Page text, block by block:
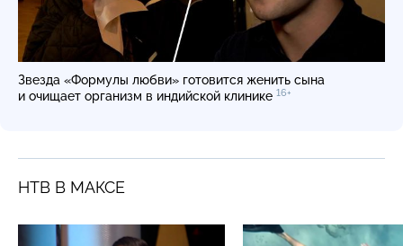
Звезда «Формулы любви» готовится женить сына
и очищает организм в индийской клинике 16+
НТВ В МАКСЕ